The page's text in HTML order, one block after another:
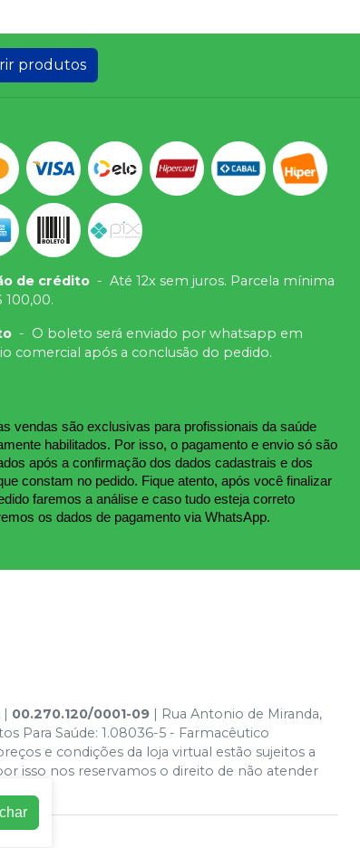
produtos
de crédito - Até 12x sem juros. Parcela mínima
100,00.
- O boleto será enviado por whatsapp em
comercial após a conclusão do pedido.
vendas são exclusivas para profissionais da saúde
habilitados. Por isso, o pagamento e envio só são
após a confirmação dos dados cadastrais e dos
constam no pedido. Fique atento, após você finalizar
faremos a análise e caso tudo esteja correto
os dados de pagamento via WhatsApp.
00.270.120/0001-09 | Rua Antonio de Miranda,
Para Saúde: 1.08036-5 - Farmacêutico
e condições da loja virtual estão sujeitos a
isso nos reservamos o direito de não atender